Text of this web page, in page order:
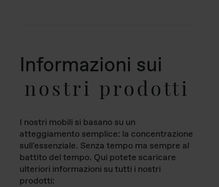
Informazioni sui
nostri prodotti
I nostri mobili si basano su un
atteggiamento semplice: la concentrazione
sull'essenziale. Senza tempo ma sempre al
battito del tempo. Qui potete scaricare
ulteriori informazioni su tutti i nostri
prodotti: